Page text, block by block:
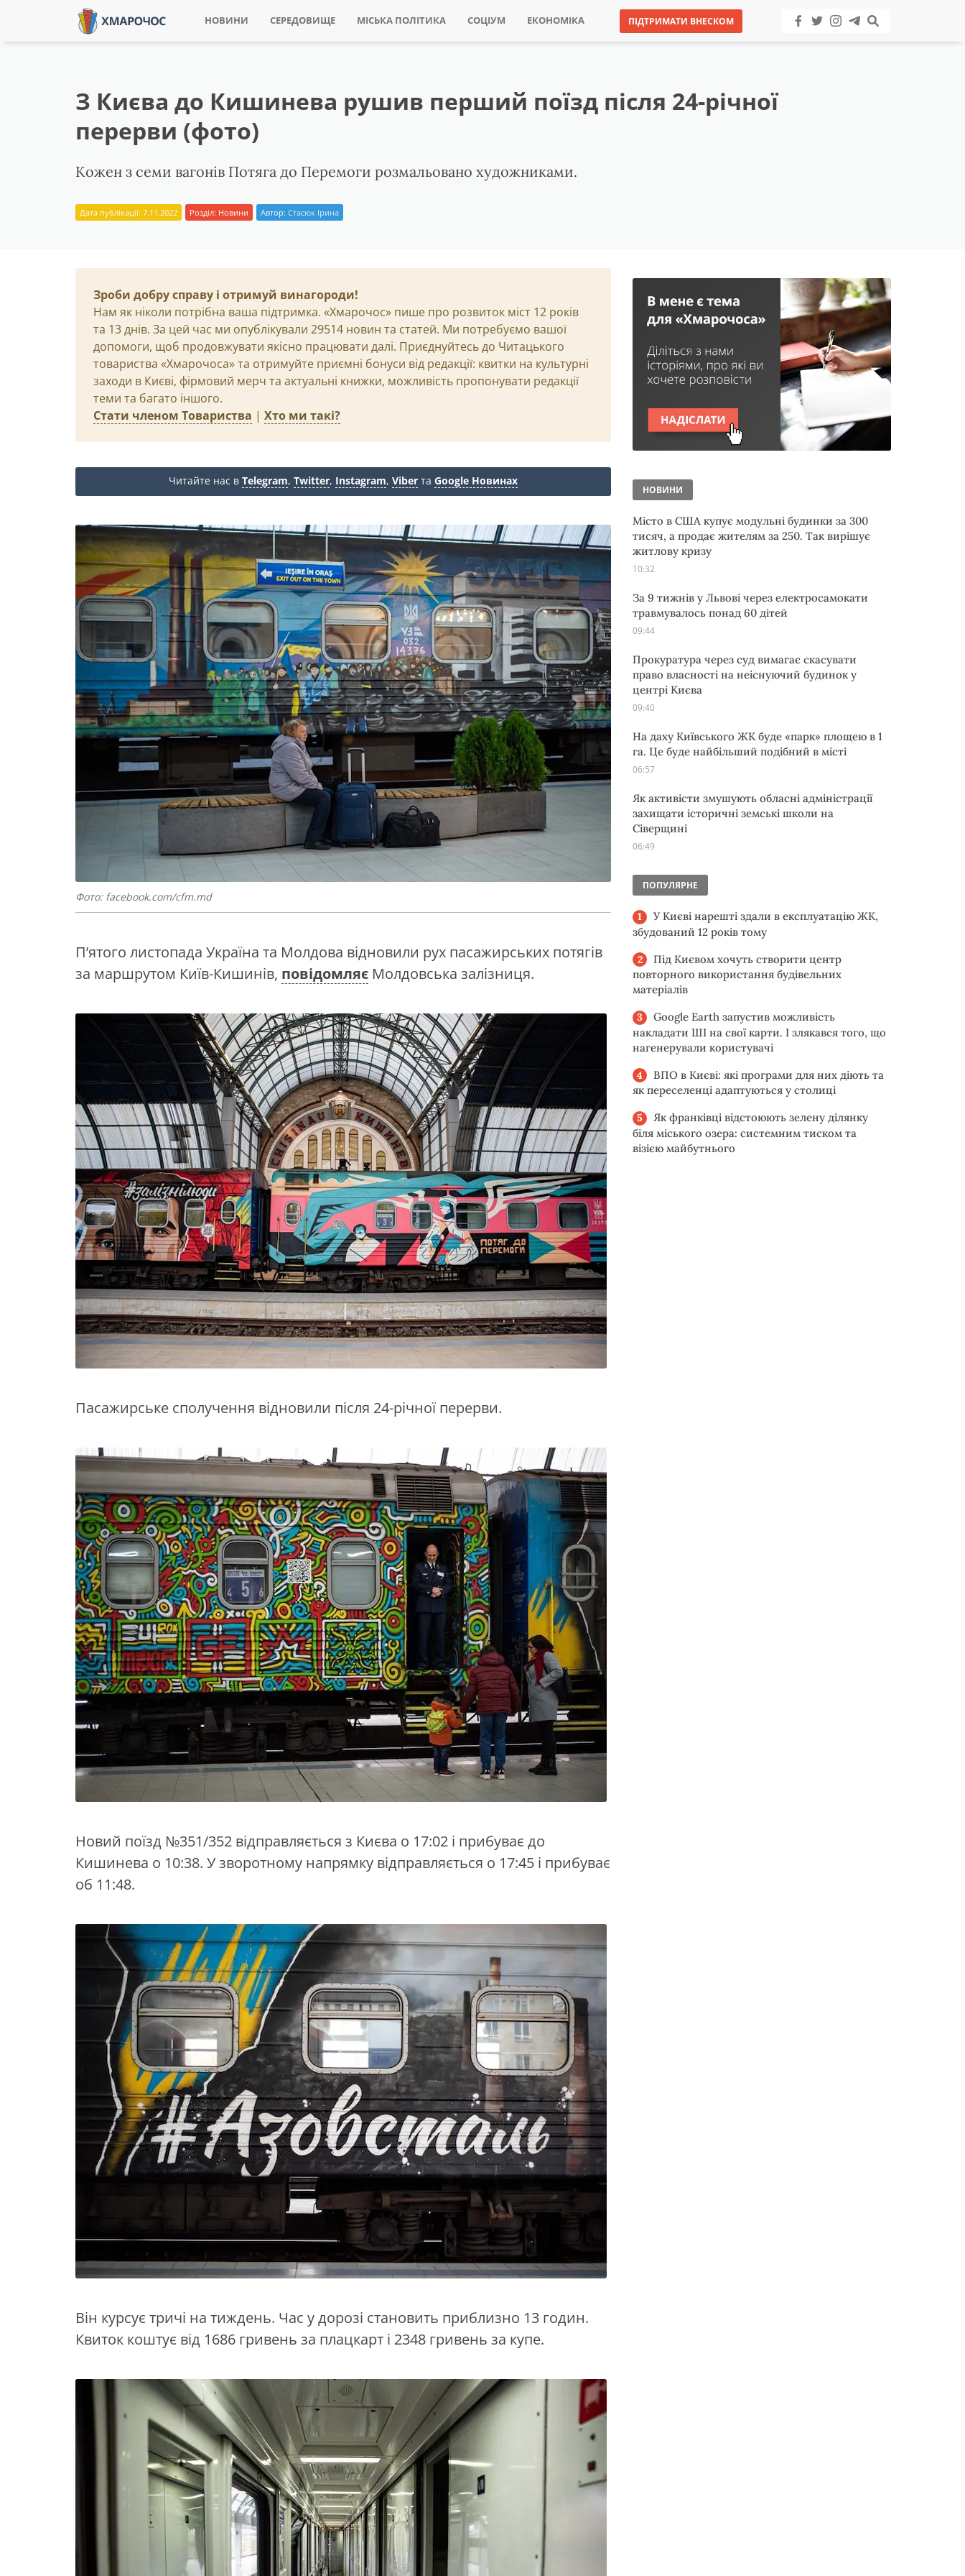
НОВИНИ СЕРЕДОВИЩЕ МІСЬКА ПОЛІТИКА СОЦІУМ ЕКОНОМІКА ПІДТРИМАТИ ВНЕСКОМ
З Києва до Кишинева рушив перший поїзд після 24-річної
перерви (фото)
Кожен з семи вагонів Потяга до Перемоги розмальовано художниками.
Дата публікації: 7.11.2022 Розділ: Новини Автор: Стасюк Ірина
Зроби добру справу і отримуй винагороди!
Нам як ніколи потрібна ваша підтримка. «Хмарочос» пише про розвиток міст 12 років
та 13 днів. За цей час ми опублікували 29514 новин та статей. Ми потребуємо вашої
допомоги, щоб продовжувати якісно працювати далі. Приєднуйтесь до Читацького
товариства «Хмарочоса» та отримуйте приємні бонуси від редакції: квитки на культурні
заходи в Києві, фірмовий мерч та актуальні книжки, можливість пропонувати редакції
теми та багато іншого.
Стати членом Товариства | Хто ми такі?
Читайте нас в Telegram, Twitter, Instagram, Viber та Google Новинах
Фото: facebook.com/cfm.md
П’ятого листопада Україна та Молдова відновили рух пасажирських потягів
за маршрутом Київ-Кишинів, повідомляє Молдовська залізниця.
Пасажирське сполучення відновили після 24-річної перерви.
Новий поїзд №351/352 відправляється з Києва о 17:02 і прибуває до
Кишинева о 10:38. У зворотному напрямку відправляється о 17:45 і прибуває
об 11:48.
Він курсує тричі на тиждень. Час у дорозі становить приблизно 13 годин.
Квиток коштує від 1686 гривень за плацкарт і 2348 гривень за купе.
НОВИНИ
Місто в США купує модульні будинки за 300
тисяч, а продає жителям за 250. Так вирішує
житлову кризу
10:32
За 9 тижнів у Львові через електросамокати
травмувалось понад 60 дітей
09:44
Прокуратура через суд вимагає скасувати
право власності на неіснуючий будинок у
центрі Києва
09:40
На даху Київського ЖК буде «парк» площею в 1
га. Це буде найбільший подібний в місті
06:57
Як активісти змушують обласні адміністрації
захищати історичні земські школи на
Сіверщині
06:49
ПОПУЛЯРНЕ
У Києві нарешті здали в експлуатацію ЖК,
збудований 12 років тому
Під Києвом хочуть створити центр
повторного використання будівельних
матеріалів
Google Earth запустив можливість
накладати ШІ на свої карти. І злякався того, що
нагенерували користувачі
ВПО в Києві: які програми для них діють та
як переселенці адаптуються у столиці
Як франківці відстоюють зелену ділянку
біля міського озера: системним тиском та
візією майбутнього